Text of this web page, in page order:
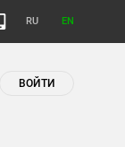
RU EN
ВОЙТИ